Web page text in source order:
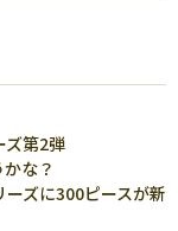
ズ第2弾
な？
ズに300ピースが新